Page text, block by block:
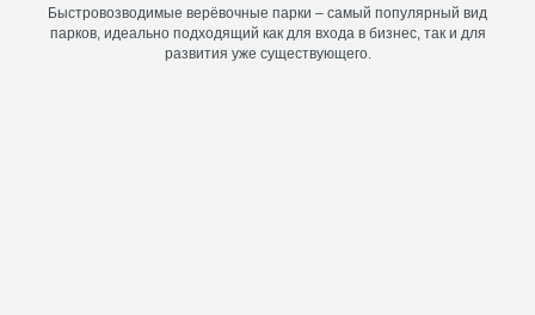
Быстровозводимые верёвочные парки – самый популярный вид
парков, идеально подходящий как для входа в бизнес, так и для
развития уже существующего.